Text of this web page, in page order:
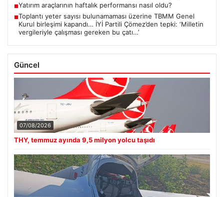
■Yatırım araçlarının haftalık performansı nasıl oldu?
■Toplantı yeter sayısı bulunamaması üzerine TBMM Genel
Kurul birleşimi kapandı… İYİ Partili Çömez’den tepki: ‘Milletin
vergileriyle çalışması gereken bu çatı…’
Güncel
07/08/2026
THY, temmuz ayında 9,5 milyon yolcu taşıdı